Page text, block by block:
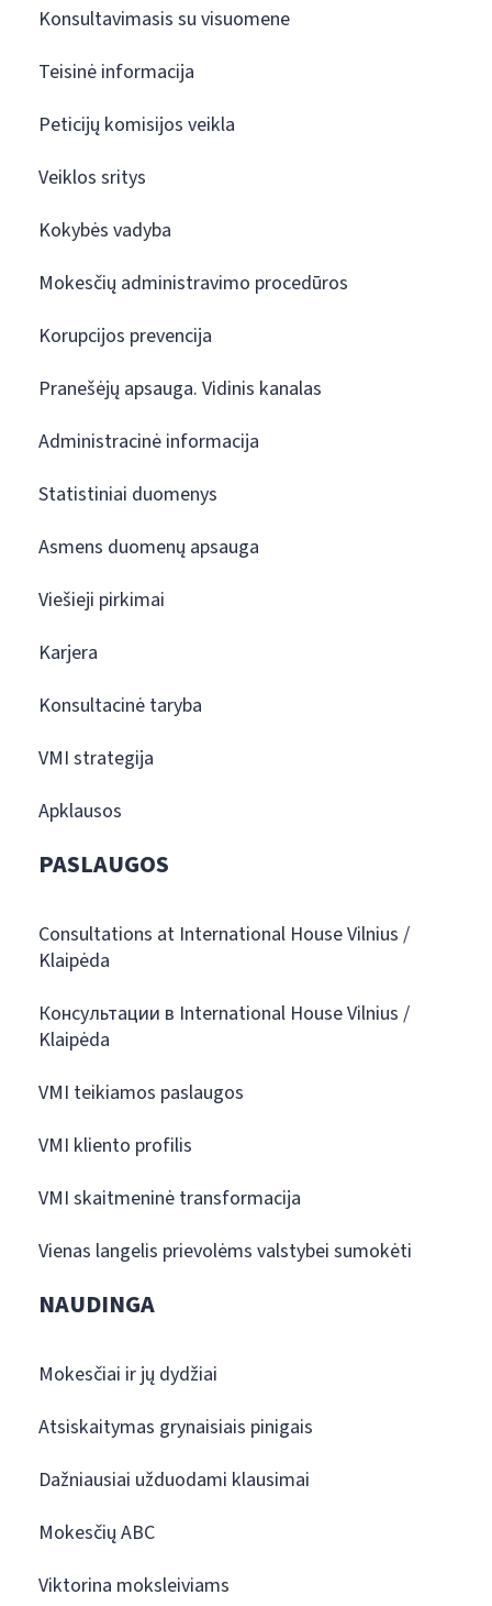
Konsultavimasis su visuomene
Teisinė informacija
Peticijų komisijos veikla
Veiklos sritys
Kokybės vadyba
Mokesčių administravimo procedūros
Korupcijos prevencija
Pranešėjų apsauga. Vidinis kanalas
Administracinė informacija
Statistiniai duomenys
Asmens duomenų apsauga
Viešieji pirkimai
Karjera
Konsultacinė taryba
VMI strategija
Apklausos
PASLAUGOS
Consultations at International House Vilnius /
Klaipėda
Консультации в International House Vilnius /
Klaipėda
VMI teikiamos paslaugos
VMI kliento profilis
VMI skaitmeninė transformacija
Vienas langelis prievolėms valstybei sumokėti
NAUDINGA
Mokesčiai ir jų dydžiai
Atsiskaitymas grynaisiais pinigais
Dažniausiai užduodami klausimai
Mokesčių ABC
Viktorina moksleiviams